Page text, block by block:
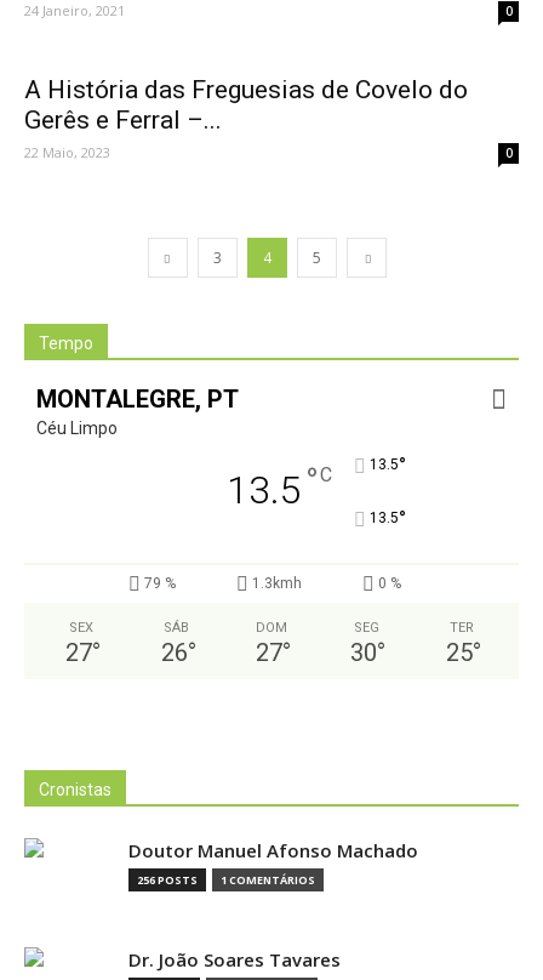
24 Janeiro, 2021 0
A História das Freguesias de Covelo do
Gerês e Ferral –...
22 Maio, 2023 0
3 4 5
Tempo
MONTALEGRE, PT
Céu Limpo
13.5 °C 13.5°
13.5°
79 % 1.3kmh 0 %
SEX
27°
SÁB
26°
DOM
27°
SEG
30°
TER
25°
Cronistas
Doutor Manuel Afonso Machado
256 POSTS 1 COMENTÁRIOS
Dr. João Soares Tavares